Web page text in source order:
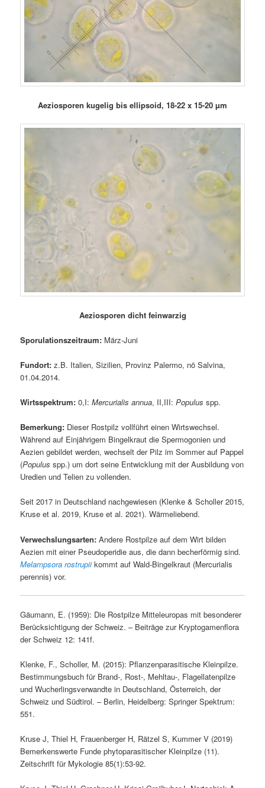
Aeziosporen kugelig bis ellipsoid, 18-22 x 15-20 µm
Aeziosporen dicht feinwarzig
Sporulationszeitraum: März-Juni
Fundort: z.B. Italien, Sizilien, Provinz Palermo, nö Salvina,
01.04.2014.
Wirtsspektrum:0,I:Mercurialis annua, II,III: Populusspp.
Bemerkung: Dieser Rostpilz vollführt einen Wirtswechsel.
Während auf Einjährigem Bingelkraut die Spermogonien und
Aezien gebildet werden, wechselt der Pilz im Sommer auf Pappel
(Populusspp.) um dort seine Entwicklung mit der Ausbildung von
Uredien und Telien zu vollenden.
Seit 2017 in Deutschland nachgewiesen (Klenke & Scholler 2015,
Kruse et al. 2019, Kruse et al. 2021). Wärmeliebend.
Verwechslungsarten: Andere Rostpilze auf dem Wirt bilden
Aezien mit einer Pseudoperidie aus, die dann becherförmig sind.
Melampsora rostrupiikommt auf Wald-Bingelkraut (Mercurialis
perennis) vor.
Gäumann, E. (1959): Die Rostpilze Mitteleuropas mit besonderer
Berücksichtigung der Schweiz. – Beiträge zur Kryptogamenflora
der Schweiz 12: 141f.
Klenke, F., Scholler, M. (2015): Pflanzenparasitische Kleinpilze.
Bestimmungsbuch für Brand-, Rost-, Mehltau-, Flagellatenpilze
und Wucherlingsverwandte in Deutschland, Österreich, der
Schweiz und Südtirol. – Berlin, Heidelberg: Springer Spektrum:
551.
Kruse J, Thiel H, Frauenberger H, Rätzel S, Kummer V (2019)
Bemerkenswerte Funde phytoparasitischer Kleinpilze (11).
Zeitschrift für Mykologie 85(1):53-92.